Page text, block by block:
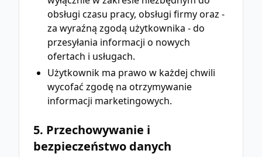
obsługi czasu pracy, obsługi firmy oraz -
za wyraźną zgodą użytkownika - do
przesyłania informacji o nowych
ofertach i usługach.
Użytkownik ma prawo w każdej chwili
wycofać zgodę na otrzymywanie
informacji marketingowych.
5. Przechowywanie i
bezpieczeństwo danych